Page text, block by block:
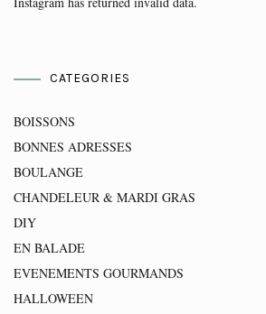
CATEGORIES
BOISSONS
BONNES ADRESSES
BOULANGE
CHANDELEUR & MARDI GRAS
DIY
EN BALADE
EVENEMENTS GOURMANDS
HALLOWEEN